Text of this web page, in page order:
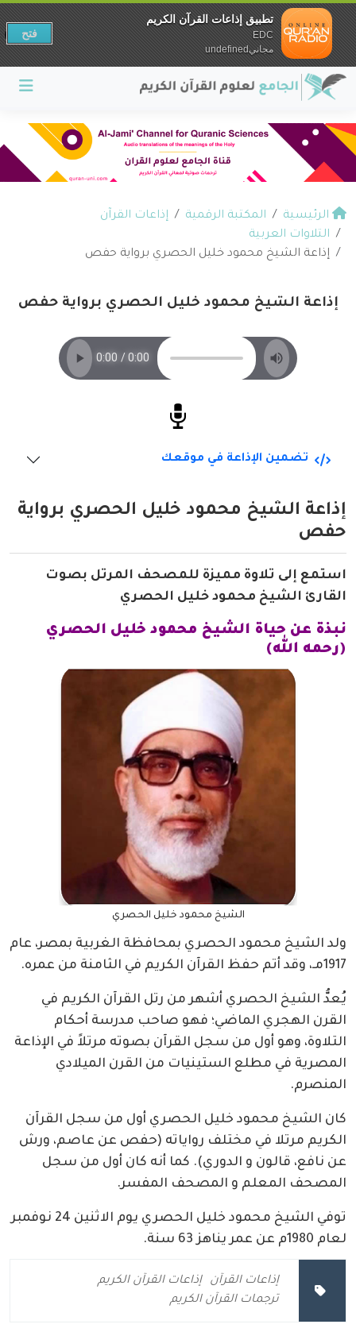
الرئيسية المكتبة الرقمية
إذاعات القرآن
التلاوات العربية
إذاعة الشيخ محمود خليل الحصري برواية حفص
إذاعة الشيخ محمود خليل الحصري برواية حفص
تضمين الإذاعة في موقعك
إذاعة الشيخ محمود خليل الحصري برواية
حفص
استمع إلى تلاوة مميزة للمصحف المرتل بصوت
القارئ الشيخ محمود خليل الحصري
نبذة عن حياة الشيخ محمود خليل الحصري
(رحمه الله)
الشيخ محمود خليل الحصري
ولد الشيخ محمود الحصري بمحافظة الغربية بمصر، عام
1917مـ، وقد أتم حفظ القرآن الكريم في الثامنة من عمره.
يُعدُّ الشيخ الحصري أشهر من رتل القرآن الكريم في
القرن الهجري الماضي؛ فهو صاحب مدرسة أحكام
التلاوة، وهو أول من سجل القرآن بصوته مرتلاً في الإذاعة
المصرية في مطلع الستينيات من القرن الميلادي
المنصرم.
كان الشيخ محمود خليل الحصري أول من سجل القرآن
الكريم مرتلا في مختلف رواياته (حفص عن عاصم، ورش
عن نافع، قالون و الدوري). كما أنه كان أول من سجل
المصحف المعلم و المصحف المفسر.
توفي الشيخ محمود خليل الحصري يوم الاثنين 24 نوفمبر
لعام 1980م عن عمر يناهز 63 سنة.
إذاعات القرآن
إذاعات القرآن الكريم
ترجمات القرآن الكريم
تطبيق إذاعات القرآن الكريم
EDC
مجانيundefined
فتح